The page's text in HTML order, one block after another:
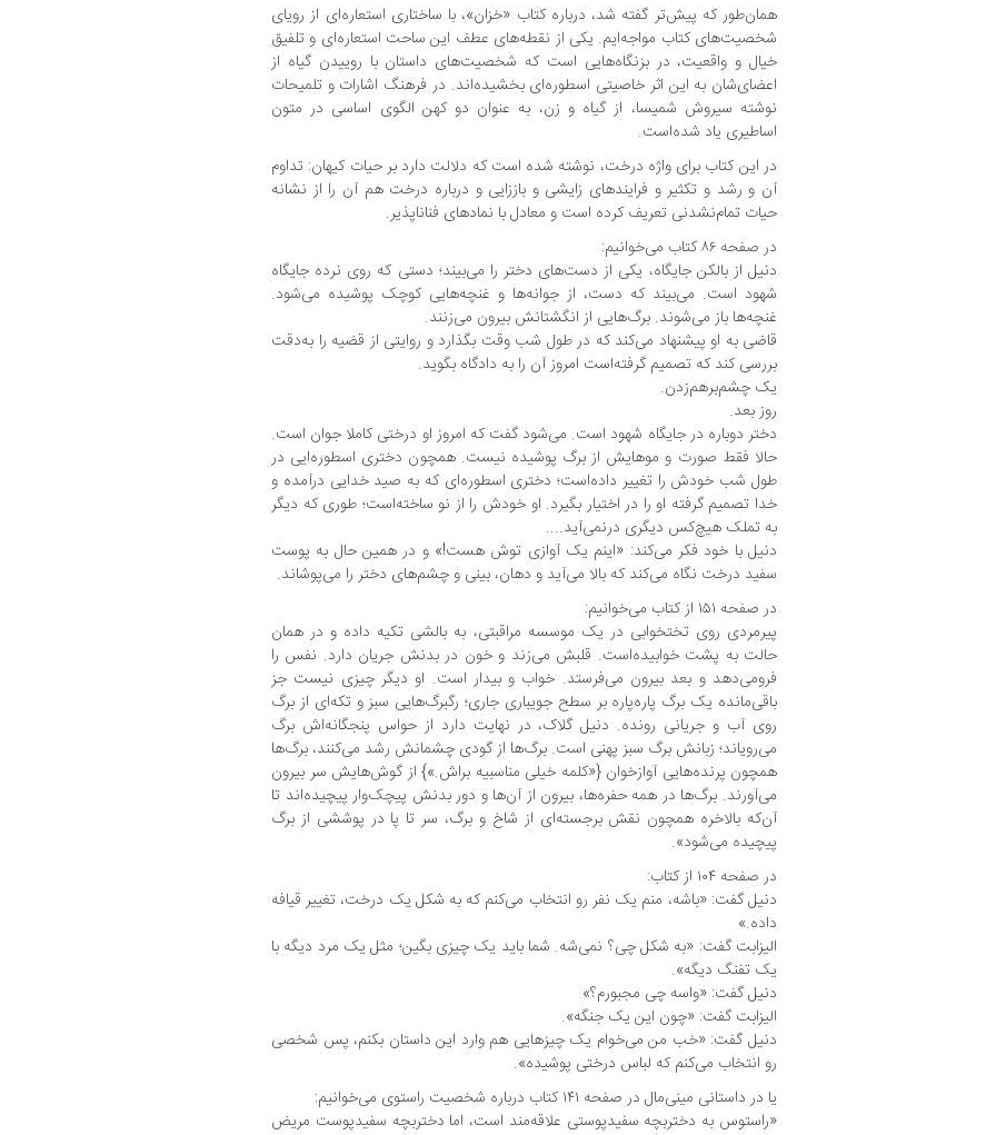
همان‌طور که پیش‌تر گفته شد، درباره کتاب «خزان»، با ساختاری استعاره‌ای از رویای
شخصیت‌های کتاب مواجه‌ایم. یکی از نقطه‌های عطف این ساحت استعاره‌ای و تلفیق
خیال و واقعیت، در بزنگاه‌هایی است که شخصیت‌های داستان با روییدن گیاه از
اعضای‌شان به این اثر خاصیتی اسطوره‌ای بخشیده‌اند. در فرهنگ اشارات و تلمیحات
نوشته سیروش شمیسا، از گیاه و زن، به عنوان دو کهن الگوی اساسی در متون
اساطیری یاد شده‌است.
در این کتاب برای واژه درخت، نوشته شده ‌است که دلالت دارد بر حیات کیهان: تداوم
آن و رشد و تکثیر و فرایندهای زایشی و باززایی و درباره درخت هم آن را از نشانه
حیات تمام‌نشدنی تعریف کرده ‌است و معادل با نمادهای فناناپذیر.
در صفحه ۸۶ کتاب می‌خوانیم:
دنیل از بالکن جایگاه، یکی از دست‌های دختر را می‌بیند؛ دستی که روی نرده جایگاه
شهود است. می‌بیند که دست، از جوانه‌ها و غنچه‌هایی کوچک پوشیده می‌شود.
غنچه‌ها باز می‌شوند. برگ‌هایی از انگشتانش بیرون می‌زنند.
قاضی به او پیشنهاد می‌کند که در طول شب وقت بگذارد و روایتی از قضیه را به‌دقت
بررسی کند که تصمیم گرفته‌است امروز آن را به دادگاه بگوید.
یک چشم‌برهم‌زدن.
روز بعد.
دختر دوباره در جایگاه شهود است. می‌شود گفت که امروز او درختی کاملا جوان است.
حالا فقط صورت و موهایش از برگ پوشیده نیست. همچون دختری اسطوره‌ایی در
طول شب خودش را تغییر داده‌است؛ دختری اسطوره‌ای که به صید خدایی درآمده و
خدا تصمیم گرفته او را در اختیار بگیرد. او خودش را از نو ساخته‌است؛ طوری که دیگر
به تملک هیچ‌کس دیگری درنمی‌آید....
دنیل با خود فکر می‌کند: «اینم یک آوازی توش هست!» و در همین حال به پوست
سفید درخت نگاه می‌کند که بالا می‌آید و دهان، بینی و چشم‌های دختر را می‌پوشاند.
در صفحه ۱۵۱ از کتاب می‌خوانیم:
پیرمردی روی تختخوابی در یک موسسه مراقبتی، به بالشی تکیه داده و در همان
حالت به پشت خوابیده‌است. قلبش می‌زند و خون در بدنش جریان دارد. نفس را
فرومی‌دهد و بعد بیرون می‌فرستد. خواب ‌و بیدار است. او دیگر چیزی نیست جز
باقی‌مانده یک برگ پاره‌پاره بر سطح جویباری جاری؛ رگبرگ‌هایی سبز و تکه‌ای از برگ
روی آب و جریانی رونده. دنیل گلاک، در نهایت دارد از حواس پنجگانه‌اش برگ
می‌رویاند؛ زبانش برگ سبز پهنی است. برگ‌ها از گودی چشمانش رشد می‌کنند، برگ‌ها
همچون پرنده‌هایی آوازخوان {«کلمه خیلی مناسبیه براش.»} از گوش‌هایش سر بیرون
می‌آورند. برگ‌ها در همه حفره‌ها، بیرون از آن‌ها و دور بدنش پیچک‌وار پیچیده‌اند تا
آن‌که بالاخره همچون نقش برجسته‌ای از شاخ و برگ، سر تا پا در پوششی از برگ
پیچیده می‌شود».
در صفحه ۱۰۴ از کتاب:
دنیل گفت: «باشه، منم یک نفر رو انتخاب می‌کنم که به شکل یک درخت، تغییر قیافه
داده.»
الیزابت گفت: «به شکل چی؟ نمی‌شه. شما باید یک چیزی بگین؛ مثل یک مرد دیگه با
یک تفنگ دیگه».
دنیل گفت: «واسه چی مجبورم؟»
الیزابت گفت: «چون این یک جنگه».
دنیل گفت: «خب من می‌خوام یک چیزهایی هم وارد این داستان بکنم، پس شخصی
رو انتخاب می‌‌کنم که لباس درختی پوشیده».
یا در داستانی مینی‌مال در صفحه ۱۴۱ کتاب درباره شخصیت راستوی می‌خوانیم:
«راستوس به دختربچه سفیدپوستی علاقه‌مند است، اما دختربچه سفیدپوست مریض